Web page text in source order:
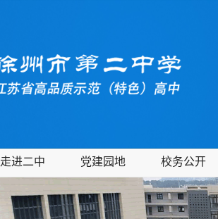
走进二中 党建园地 校务公开